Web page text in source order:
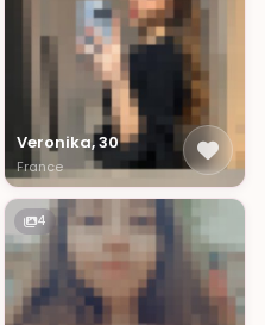
Veronika, 30
France
4